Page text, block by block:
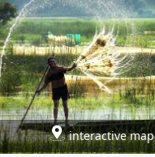
interactive map